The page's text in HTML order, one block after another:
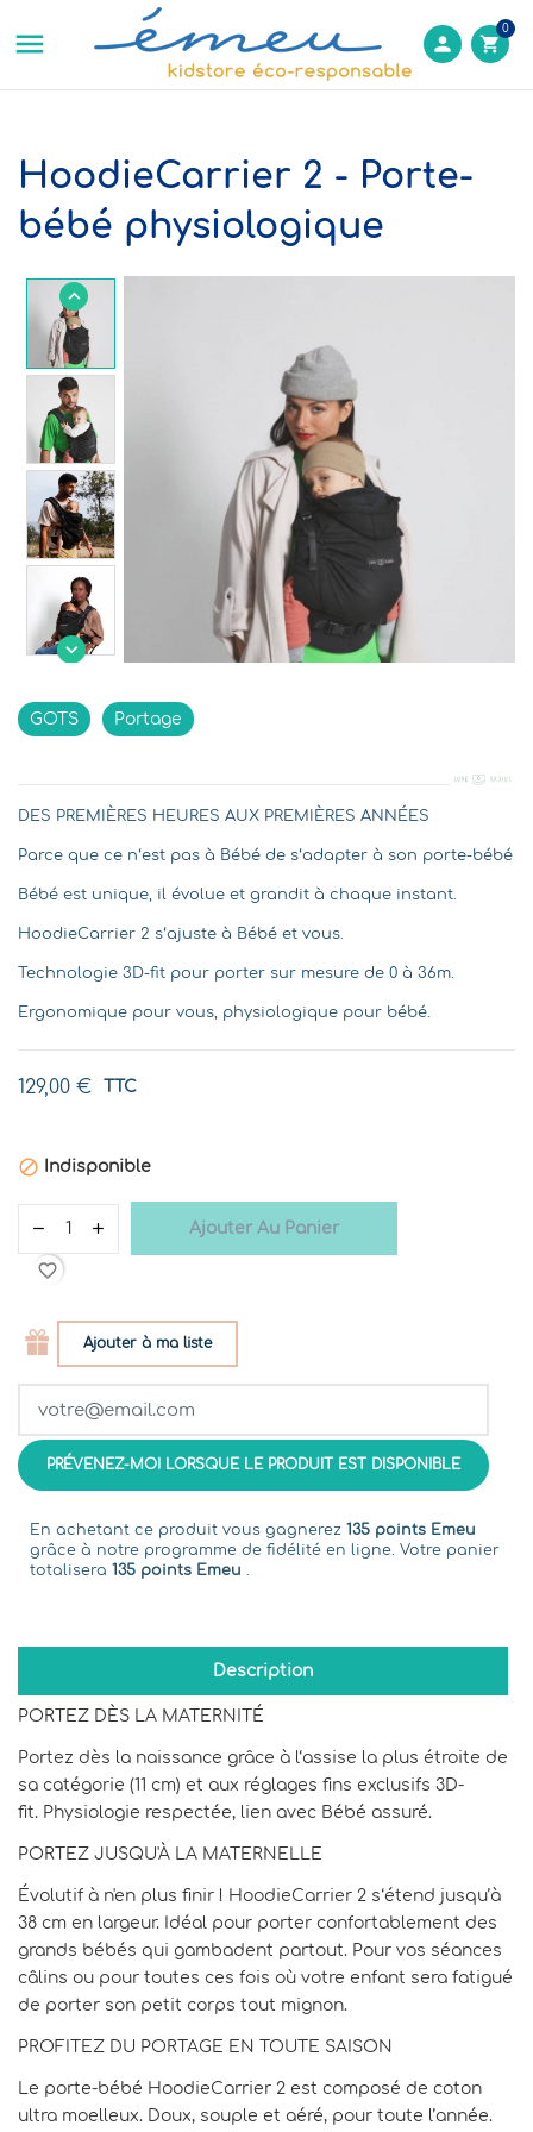
 person shopping_cart
0
HoodieCarrier 2 - Porte-
bébé physiologique


GOTS Portage
DES PREMIÈRES HEURES AUX PREMIÈRES ANNÉES
Parce que ce n‘est pas à Bébé de s‘adapter à son porte-bébé
Bébé est unique, il évolue et grandit à chaque instant.
HoodieCarrier 2 s‘ajuste à Bébé et vous.
Technologie 3D-fit pour porter sur mesure de 0 à 36m.
Ergonomique pour vous, physiologique pour bébé.
129,00 € TTC
 Indisponible
Ajouter Au Panier
favorite_border
Ajouter à ma liste
PRÉVENEZ-MOI LORSQUE LE PRODUIT EST DISPONIBLE
En achetant ce produit vous gagnerez 135 points Emeu
grâce à notre programme de fidélité en ligne. Votre panier
totalisera 135 points Emeu .
Description
PORTEZ DÈS LA MATERNITÉ
Portez dès la naissance grâce à l‘assise la plus étroite de
sa catégorie (11 cm) et aux réglages fins exclusifs 3D-
fit. Physiologie respectée, lien avec Bébé assuré.
PORTEZ JUSQU'À LA MATERNELLE
Évolutif à n'en plus finir ! HoodieCarrier 2 s‘étend jusqu’à
38 cm en largeur. Idéal pour porter confortablement des
grands bébés qui gambadent partout. Pour vos séances
câlins ou pour toutes ces fois où votre enfant sera fatigué
de porter son petit corps tout mignon.
PROFITEZ DU PORTAGE EN TOUTE SAISON
Le porte-bébé HoodieCarrier 2 est composé de coton
ultra moelleux. Doux, souple et aéré, pour toute l’année.